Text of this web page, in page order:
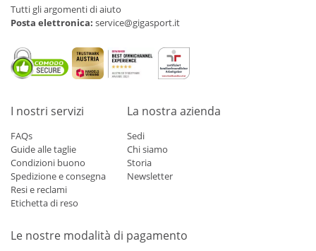
Tutti gli argomenti di aiuto
Posta elettronica: service@gigasport.it
I nostri servizi
FAQs
Guide alle taglie
Condizioni buono
Spedizione e consegna
Resi e reclami
Etichetta di reso
La nostra azienda
Sedi
Chi siamo
Storia
Newsletter
Le nostre modalità di pagamento